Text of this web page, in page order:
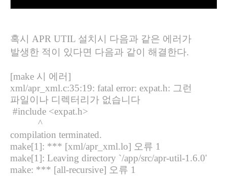
혹시 APR UTIL 설치시 다음과 같은 에러가
발생한 적이 있다면 다음과 같이 해결한다.
[make 시 에러 ]
xml/apr_xml.c:35:19: fatal error: expat.h: 그런
파일이나 디렉터리가 없습니다
#include <expat.h>
^
compilation terminated.
make[1]: *** [xml/apr_xml.lo] 오류 1
make[1]: Leaving directory `/app/src/apr-util-1.6.0'
make: *** [all-recursive] 오류 1